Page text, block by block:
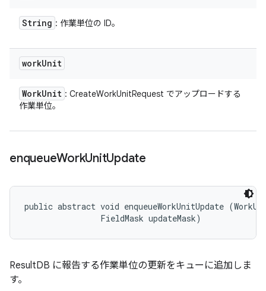
String : 作業単位の ID。
workUnit
WorkUnit : CreateWorkUnitRequest でアップロードする
作業単位。
enqueueWorkUnitUpdate
public abstract void enqueueWorkUnitUpdate
                FieldMask updateMask)
ResultDB に報告する作業単位の更新をキューに追加しま
す。